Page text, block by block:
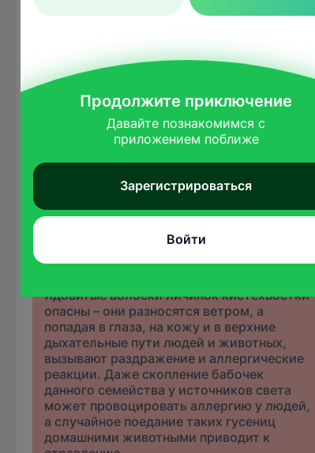
Makro Freak
Темного цвета, с красными пятнами и
множеством длинных ядовитых ворсинок.
Имеет 4 желтых хохолка на спине и один
рыжеватого цвета на голове. Внешний вид
гусениц отпугивает потенциальных
хищников, предупреждая их о
несъедобности.
Ядовитые волоски личинок кистехвостки
опасны – они разносятся ветром, а
попадая в глаза, на кожу и в верхние
дыхательные пути людей и животных,
вызывают раздражение и аллергические
реакции. Даже скопление бабочек
данного семейства у источников света
может провоцировать аллергию у людей,
а случайное поедание таких гусениц
домашними животными приводит к
Продолжите приключение
Давайте познакомимся с
приложением поближе
Зарегистрироваться
Войти